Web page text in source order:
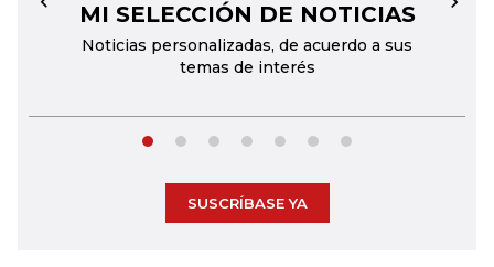
MI SELECCIÓN DE NOTICIAS
Noticias personalizadas, de acuerdo a sus
temas de interés
← →
SUSCRÍBASE YA